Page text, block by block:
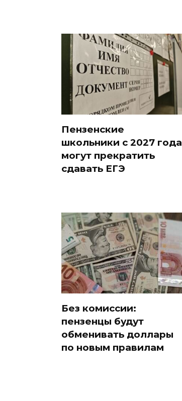
Пензенские
школьники с 2027 года
могут прекратить
сдавать ЕГЭ
Без комиссии:
пензенцы будут
обменивать доллары
по новым правилам